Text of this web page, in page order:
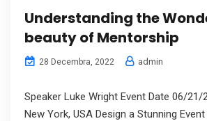
Understanding the
beauty of Mentorship
28 Decembra, 2022 admin
Speaker Luke Wright Event Date 06/
New York, USA Design a Stunning